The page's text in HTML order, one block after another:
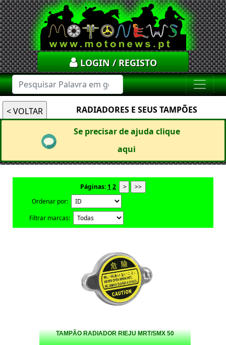
LOGIN / REGISTO
RADIADORES E SEUS TAMPÕES
Se precisar de ajuda clique
aqui
Páginas:1 2
Ordenar por:
Filtrar marcas:
TAMPÃO RADIADOR RIEJU MRT/SMX 50